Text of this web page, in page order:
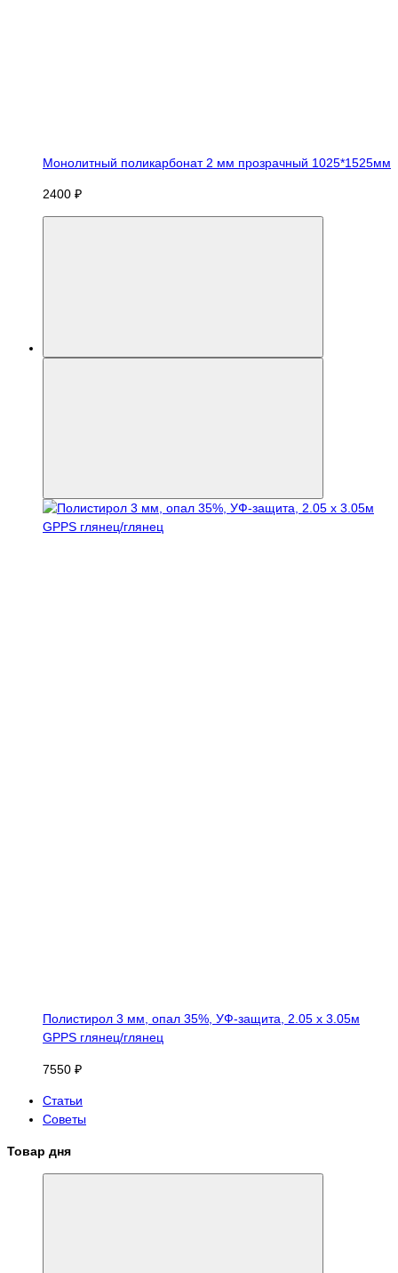
Монолитный поликарбонат 2 мм прозрачный 1025*1525мм
2400 ₽
Полистирол 3 мм, опал 35%, УФ-защита, 2.05 х 3.05м
GPPS глянец/глянец
7550 ₽
Статьи
Советы
Товар дня